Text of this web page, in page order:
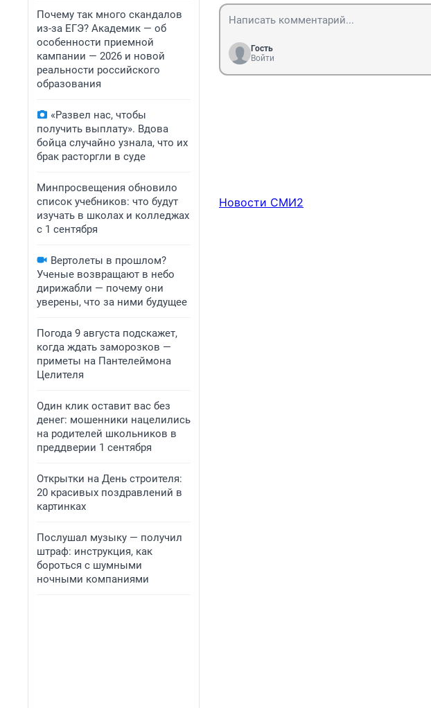
Почему так много скандалов
из-за ЕГЭ? Академик — об
особенности приемной
кампании — 2026 и новой
реальности российского
образования
«Развел нас, чтобы
получить выплату». Вдова
бойца случайно узнала, что их
брак расторгли в суде
Минпросвещения обновило
список учебников: что будут
изучать в школах и колледжах
с 1 сентября
Вертолеты в прошлом?
Ученые возвращают в небо
дирижабли — почему они
уверены, что за ними будущее
Погода 9 августа подскажет,
когда ждать заморозков —
приметы на Пантелеймона
Целителя
Один клик оставит вас без
денег: мошенники нацелились
на родителей школьников в
преддверии 1 сентября
Открытки на День строителя:
20 красивых поздравлений в
картинках
Послушал музыку — получил
штраф: инструкция, как
бороться с шумными
ночными компаниями
Гость
Войти
Новости СМИ2